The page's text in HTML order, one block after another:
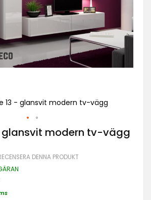
13 - glansvit modern tv-vägg
glansvit modern tv-vägg
DENNA PRODUKT